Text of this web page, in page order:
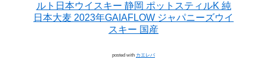
ルト日本ウイスキー 静岡 ポットスティルK 純
日本大麦 2023年GAIAFLOW ジャパニーズウイ
スキー 国産
posted with カエレバ